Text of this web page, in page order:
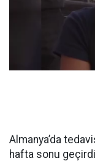
Almanya’da
hafta sonu